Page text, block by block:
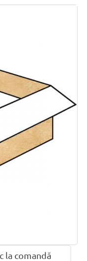
la comandă